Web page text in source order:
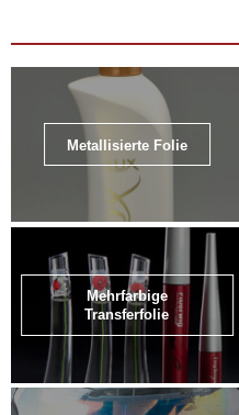
Metallisierte Folie
Mehrfarbige
Transferfolie